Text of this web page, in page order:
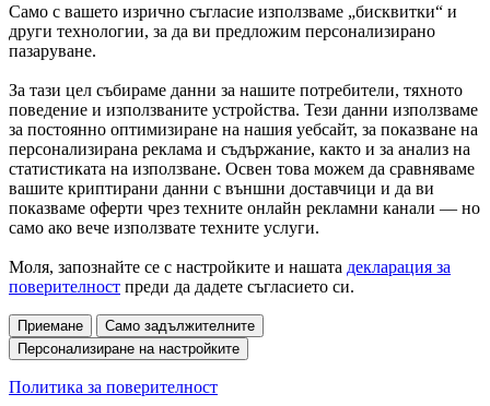
Само с вашето изрично съгласие използваме „бисквитки“ и
други технологии, за да ви предложим персонализирано
пазаруване.
За тази цел събираме данни за нашите потребители, тяхното
поведение и използваните устройства. Тези данни използваме
за постоянно оптимизиране на нашия уебсайт, за показване на
персонализирана реклама и съдържание, както и за анализ на
статистиката на използване. Освен това можем да сравняваме
вашите криптирани данни с външни доставчици и да ви
показваме оферти чрез техните онлайн рекламни канали — но
само ако вече използвате техните услуги.
Моля, запознайте се с настройките и нашата декларация за
поверителност преди да дадете съгласието си.
Приемане
Само задължителните
Персонализиране на настройките
Политика за поверителност